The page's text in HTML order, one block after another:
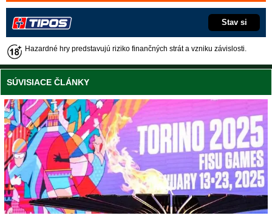
Stav si
Hazardné hry predstavujú riziko finančných strát a vzniku závislosti.
SÚVISIACE ČLÁNKY